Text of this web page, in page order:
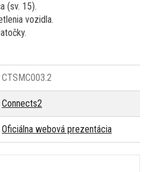
(sv. 15).
vozidla.
CTSMC003.2
Connects2
Oficiálna webová prezentácia